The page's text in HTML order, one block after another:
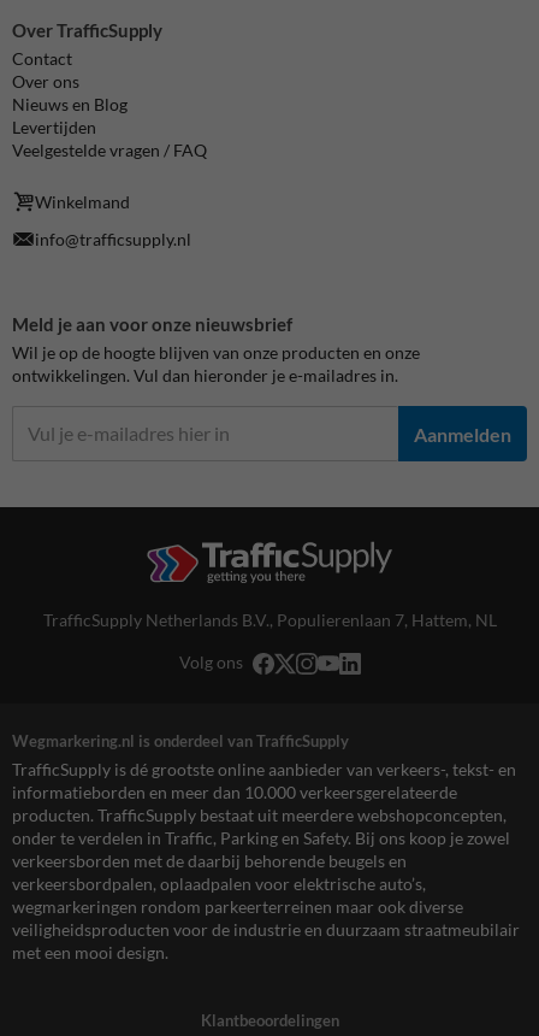
Over TrafficSupply
Contact
Over ons
Nieuws en Blog
Levertijden
Veelgestelde vragen / FAQ
Winkelmand
info@trafficsupply.nl
Meld je aan voor onze nieuwsbrief
Wil je op de hoogte blijven van onze producten en onze
ontwikkelingen. Vul dan hieronder je e-mailadres in.
Aanmelden
TrafficSupply Netherlands B.V., Populierenlaan 7, Hattem, NL
Volg ons
Wegmarkering.nl is onderdeel van TrafficSupply
TrafficSupply is dé grootste online aanbieder van verkeers-, tekst- en
informatieborden en meer dan 10.000 verkeersgerelateerde
producten. TrafficSupply bestaat uit meerdere webshopconcepten,
onder te verdelen in Traffic, Parking en Safety. Bij ons koop je zowel
verkeersborden met de daarbij behorende beugels en
verkeersbordpalen, oplaadpalen voor elektrische auto’s,
wegmarkeringen rondom parkeerterreinen maar ook diverse
veiligheidsproducten voor de industrie en duurzaam straatmeubilair
met een mooi design.
Klantbeoordelingen